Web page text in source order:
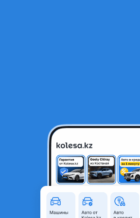
Audi A6 2004 года
Ежемесячный платёж